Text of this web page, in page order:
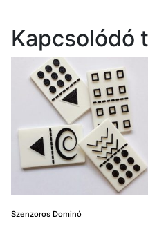
Kapcsolódó
Szenzoros Dominó